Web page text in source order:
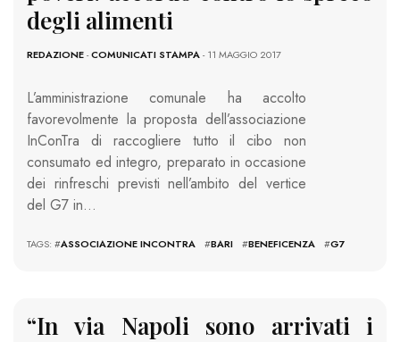
degli alimenti
REDAZIONE-COMUNICATI STAMPA- 11 MAGGIO 2017
L’amministrazione comunale ha accolto
favorevolmente la proposta dell’associazione
InConTra di raccogliere tutto il cibo non
consumato ed integro, preparato in occasione
dei rinfreschi previsti nell’ambito del vertice
del G7 in…
TAGS: #ASSOCIAZIONE INCONTRA #BARI #BENEFICENZA #G7
“In via Napoli sono arrivati i